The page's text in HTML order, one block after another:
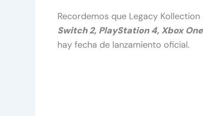
Recordemos que Legacy Kollection
Switch 2, PlayStation 4, Xbox
hay fecha de lanzamiento oficial.